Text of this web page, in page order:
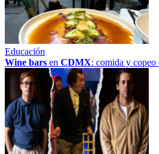
Educación
Wine bars en CDMX: comida y copeo